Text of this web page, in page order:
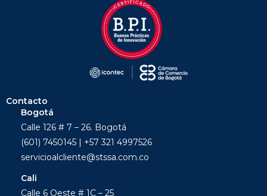
Contacto
Bogotá
Calle 126 # 7 – 26. Bogotá
(601) 7450145 | +57 321 4997526
servicioalcliente@stssa.com.co
Cali
Calle 6 Oeste # 1C – 25